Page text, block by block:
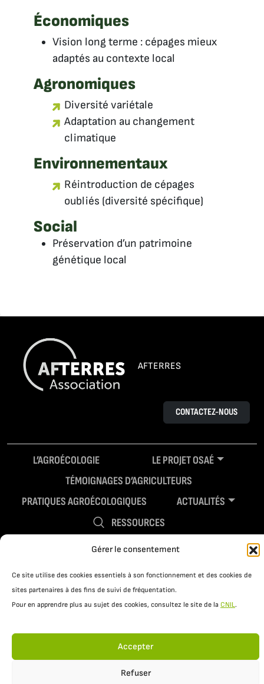
Gérer le consentement
Ce site utilise des cookies essentiels à son fonctionnement et des cookies de
sites partenaires à des fins de suivi de fréquentation.
Pour en apprendre plus au sujet des cookies, consultez le site de la CNIL.
Accepter
Refuser
Économiques
Vision long terme : cépages mieux
adaptés au contexte local
Agronomiques
Diversité variétale
Adaptation au changement
climatique
Environnementaux
Réintroduction de cépages
oubliés (diversité spécifique)
Social
Préservation d’un patrimoine
génétique local
AFTERRES
CONTACTEZ-NOUS
L’AGROÉCOLOGIE
LE PROJET OSAÉ
TÉMOIGNAGES D’AGRICULTEURS
PRATIQUES AGROÉCOLOGIQUES
ACTUALITÉS
RESSOURCES
Politique de confidentialité